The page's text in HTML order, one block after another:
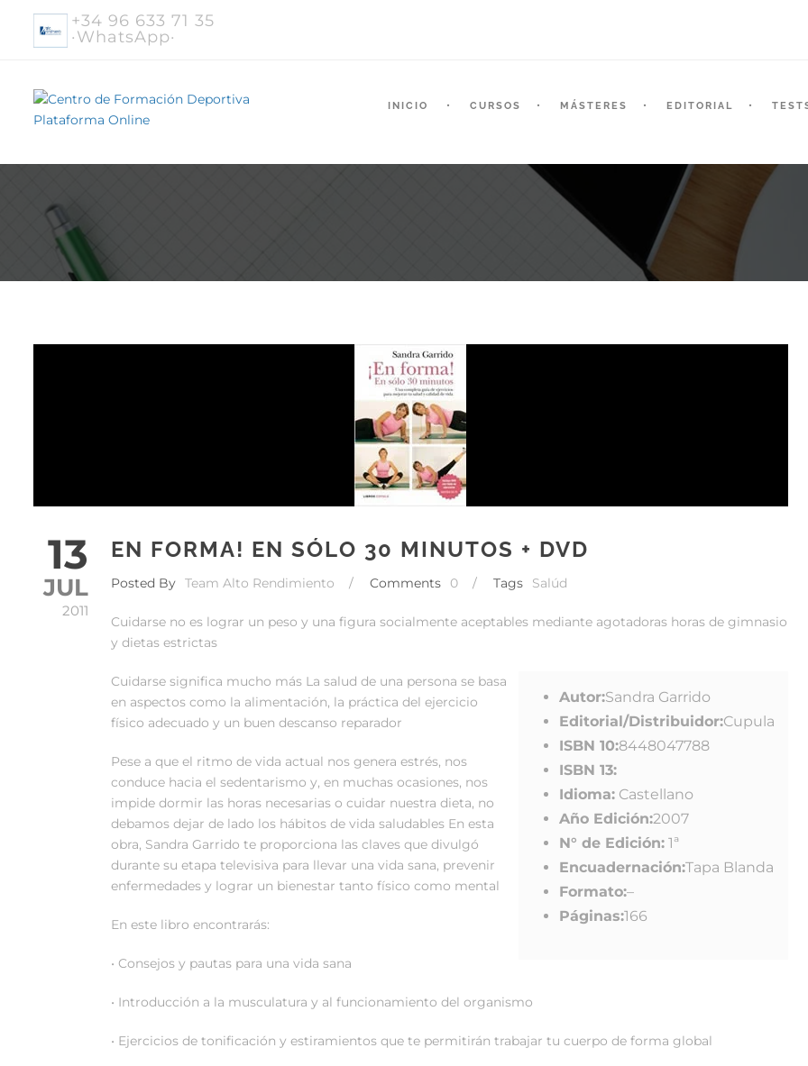
+34 96 633 71 35
·WhatsApp·
INICIO CURSOS MÁSTERES EDITORIAL
13
JUL
2011
EN FORMA! EN SÓLO 30 MINUTOS + DVD
Posted By Team Alto Rendimiento / Comments 0 / Tags Salúd
Cuidarse no es lograr un peso y una figura socialmente aceptables mediante agotadoras horas de gimnasio
y dietas estrictas
Autor:Sandra Garrido
Editorial/Distribuidor:Cupula
ISBN 10:8448047788
ISBN 13:
Idioma:Castellano
Año Edición:2007
N° de Edición:1ª
Encuadernación:Tapa Blanda
Formato:–
Páginas:166
Cuidarse significa mucho más La salud de una persona se basa
en aspectos como la alimentación, la práctica del ejercicio
físico adecuado y un buen descanso reparador
Pese a que el ritmo de vida actual nos genera estrés, nos
conduce hacia el sedentarismo y, en muchas ocasiones, nos
impide dormir las horas necesarias o cuidar nuestra dieta, no
debamos dejar de lado los hábitos de vida saludables En esta
obra, Sandra Garrido te proporciona las claves que divulgó
durante su etapa televisiva para llevar una vida sana, prevenir
enfermedades y lograr un bienestar tanto físico como mental
En este libro encontrarás:
• Consejos y pautas para una vida sana
• Introducción a la musculatura y al funcionamiento del organismo
• Ejercicios de tonificación y estiramientos que te permitirán trabajar tu cuerpo de forma global